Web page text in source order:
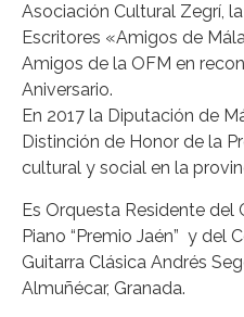
Asociación Cultural Zegrí,
Escritores «Amigos de
Amigos de la OFM en
Aniversario.
En 2017 la Diputación de
Distinción de Honor de la
cultural y social en la
Es Orquesta Residente del
Piano “Premio Jaén” y del
Guitarra Clásica Andrés
Almuñécar, Granada.